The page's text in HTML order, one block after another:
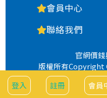
登入 註冊 會員
會員中心
聯絡我們
官網價
版權所有Copyright
隱